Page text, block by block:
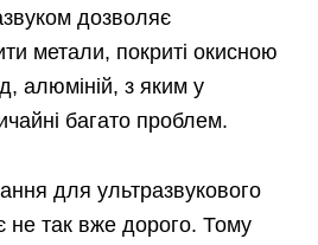
дозволяє
метали, покриті окисною
алюміній, з яким у
багато проблем.
для ультразвукового
не так вже дорого. Тому